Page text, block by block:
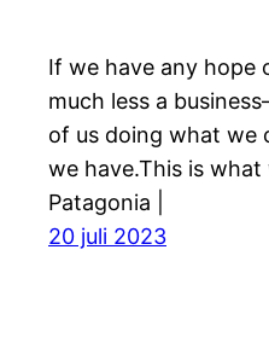
If we have any
much less a
of us doing what we
we have.This is what
Patagonia |
20 juli 2023